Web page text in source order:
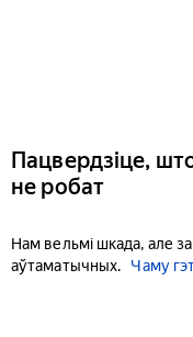
Пацвердзіце,
не робат
Нам вельмі шкада, але
аўтаматычных.
Чаму